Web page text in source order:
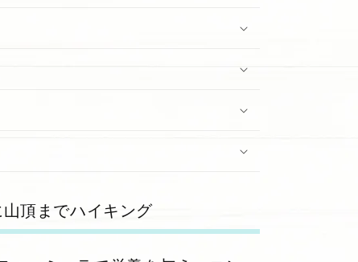
頂までハイキング